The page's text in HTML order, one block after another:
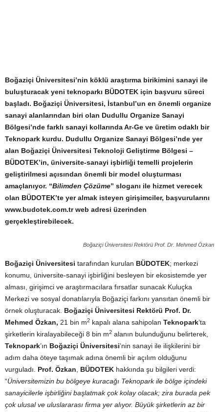
Boğaziçi Üniversitesi’nin köklü araştırma birikimini sanayi ile
buluşturacak yeni teknoparkı BÜDOTEK için başvuru süreci
başladı. Boğaziçi Üniversitesi, İstanbul’un en önemli organize
sanayi alanlarından biri olan Dudullu Organize Sanayi
Bölgesi’nde farklı sanayi kollarında Ar-Ge ve üretim odaklı bir
Teknopark kurdu. Dudullu Organize Sanayi Bölgesi’nde yer
alan Boğaziçi Üniversitesi Teknoloji Geliştirme Bölgesi –
BÜDOTEK’in, üniversite-sanayi işbirliği temelli projelerin
geliştirilmesi açısından önemli bir model oluşturması
amaçlanıyor. “Bilimden Çözüme” sloganı ile hizmet verecek
olan BÜDOTEK’te yer almak isteyen girişimciler, başvurularını
www.budotek.com.trweb adresi üzerinden
gerçekleştirebilecek.
Boğaziçi Üniversitesi Rektörü Prof. Dr. Mehmed Özkan
Boğaziçi Üniversitesi tarafından kurulan BÜDOTEK; merkezi
konumu, üniversite-sanayi işbirliğini besleyen bir ekosistemde yer
alması, girişimci ve araştırmacılara fırsatlar sunacak Kuluçka
Merkezi ve sosyal donatılarıyla Boğaziçi farkını yansıtan önemli bir
örnek oluşturacak. Boğaziçi Üniversitesi Rektörü Prof. Dr.
Mehmed Özkan, 21 bin m2 kapalı alana sahipolan Teknopark’ta
şirketlerin kiralayabileceği 8 bin m2 alanın bulunduğunu belirterek,
Teknopark’ın Boğaziçi Üniversitesi’nin sanayi ile ilişkilerini bir
adım daha öteye taşımak adına önemli bir açılım olduğunu
vurguladı. Prof. Özkan BÜDOTEK hakkında şu bilgileri verdi:
“Üniversitemizin bu bölgeye kuracağı Teknopark ile bölge içindeki
sanayicilerle işbirliğini başlatmak çok kolay olacak; zira burada pek
çok ulusal ve uluslararası firma yer alıyor. Büyük şirketlerin az bir